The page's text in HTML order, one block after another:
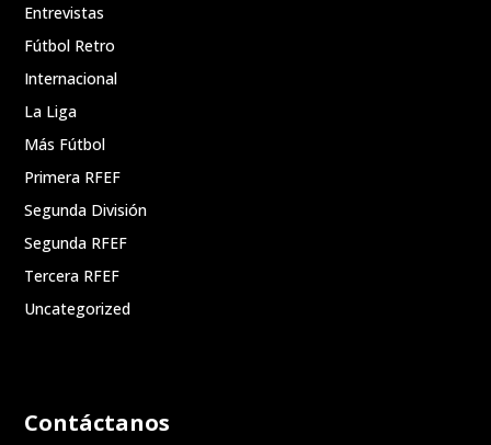
Entrevistas
Fútbol Retro
Internacional
La Liga
Más Fútbol
Primera RFEF
Segunda División
Segunda RFEF
Tercera RFEF
Uncategorized
Contáctanos